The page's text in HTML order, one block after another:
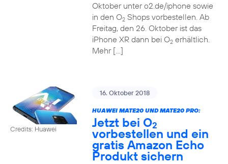
Oktober unter o2.de/iphone sowie
in den O2Shops vorbestellen. Ab
Freitag, den 26. Oktober ist das
iPhone XR dann bei O2erhältlich.
Mehr […]
Credits: Huawei
16. Oktober 2018
HUAWEI MATE20 UND MATE20 PRO:
Jetzt bei O2
vorbestellen und ein
gratis Amazon Echo
Produkt sichern